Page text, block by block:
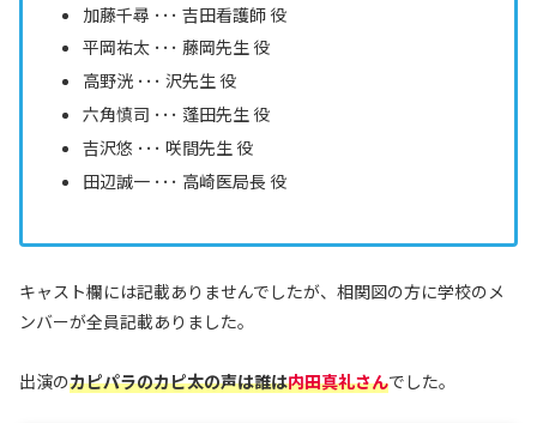
加藤千尋 ･･･ 吉田看護師 役
平岡祐太 ･･･ 藤岡先生 役
高野洸 ･･･ 沢先生 役
六角慎司 ･･･ 蓬田先生 役
吉沢悠 ･･･ 咲間先生 役
田辺誠一 ･･･ 高崎医局長 役
キャスト欄には記載ありませんでしたが、相関図の方に学校のメ
ンバーが全員記載ありました。
出演のカピパラのカピ太の声は誰は内田真礼さんでした。